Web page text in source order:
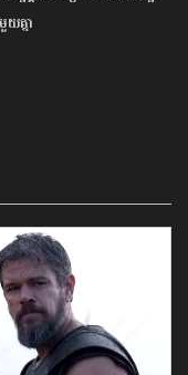
គ្នា